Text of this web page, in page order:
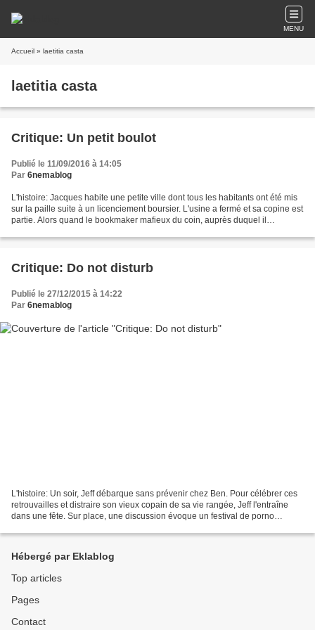
MENU
Accueil » laetitia casta
laetitia casta
Critique: Un petit boulot
Publié le 11/09/2016 à 14:05
Par 6nemablog
L'histoire: Jacques habite une petite ville dont tous les habitants ont été mis
sur la paille suite à un licenciement boursier. L'usine a fermé et sa copine est
partie. Alors quand le bookmaker mafieux du coin, auprès duquel il
Critique: Do not disturb
Publié le 27/12/2015 à 14:22
Par 6nemablog
L'histoire: Un soir, Jeff débarque sans prévenir chez Ben. Pour célébrer ces
retrouvailles et distraire son vieux copain de sa vie rangée, Jeff l'entraîne
dans une fête. Sur place, une discussion évoque un festival de porno
Hébergé par Eklablog
Top articles
Pages
Contact